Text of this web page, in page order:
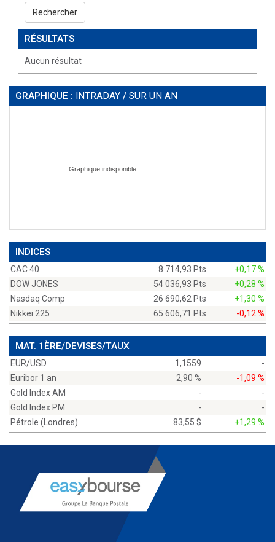
Rechercher
RÉSULTATS
Aucun résultat
GRAPHIQUE : INTRADAY / SUR UN AN
INDICES
CAC 40 8 714,93 Pts
+0,17 %
DOW JONES
54 036,93 Pts
+0,28 %
Nasdaq Comp
26 690,62 Pts
+1,30 %
Nikkei 225
65 606,71 Pts -0,12 %
MAT. 1ÈRE/DEVISES/TAUX
EUR/USD 1,1559
-
Euribor 1 an
2,90 %
-1,09 %
Gold Index AM
-
-
Gold Index PM
-
-
Pétrole (Londres)
83,55 $ +1,29 %